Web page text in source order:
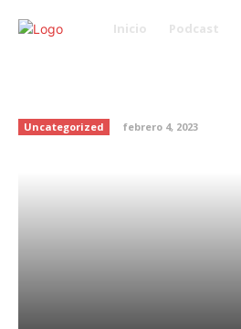
Inicio Podcast
Uncategorized febrero 4, 2023